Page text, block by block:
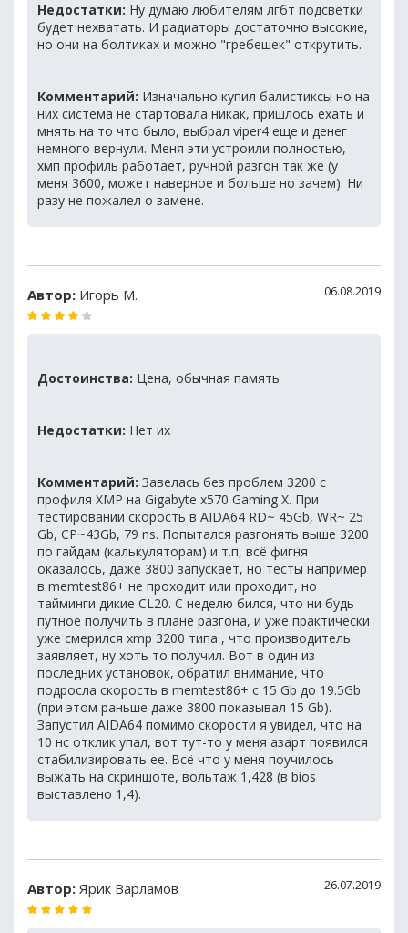
Недостатки: Ну думаю любителям лгбт подсветки
будет нехватать. И радиаторы достаточно высокие,
но они на болтиках и можно "гребешек" открутить.
Комментарий: Изначально купил балистиксы но на
них система не стартовала никак, пришлось ехать и
мнять на то что было, выбрал viper4 еще и денег
немного вернули. Меня эти устроили полностью,
хмп профиль работает, ручной разгон так же (у
меня 3600, может наверное и больше но зачем). Ни
разу не пожалел о замене.
Автор: Игорь М. 06.08.2019
Достоинства: Цена, обычная память
Недостатки: Нет их
Комментарий: Завелась без проблем 3200 с
профиля XMP на Gigabyte x570 Gaming X. При
тестировании скорость в AIDA64 RD~ 45Gb, WR~ 25
Gb, CP~43Gb, 79 ns. Попытался разгонять выше 3200
по гайдам (калькуляторам) и т.п, всё фигня
оказалось, даже 3800 запускает, но тесты например
в memtest86+ не проходит или проходит, но
тайминги дикие CL20. С неделю бился, что ни будь
путное получить в плане разгона, и уже практически
уже смерился xmp 3200 типа , что производитель
заявляет, ну хоть то получил. Вот в один из
последних установок, обратил внимание, что
подросла скорость в memtest86+ с 15 Gb до 19.5Gb
(при этом раньше даже 3800 показывал 15 Gb).
Запустил AIDA64 помимо скорости я увидел, что на
10 нс отклик упал, вот тут-то у меня азарт появился
стабилизировать ее. Всё что у меня поучилось
выжать на скриншоте, вольтаж 1,428 (в bios
выставлено 1,4).
Автор: Ярик Варламов 26.07.2019